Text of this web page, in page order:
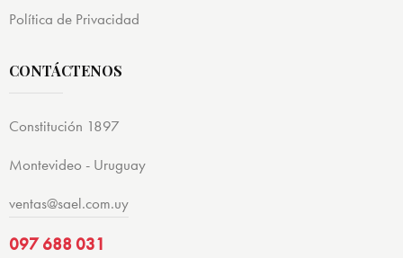
Política de Privacidad
CONTÁCTENOS
Constitución 1897
Montevideo - Uruguay
ventas@sael.com.uy
097 688 031